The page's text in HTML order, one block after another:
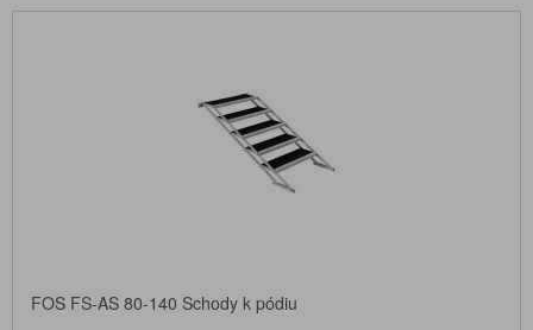
FOS FS-AS 80-140 Schody k pódiu